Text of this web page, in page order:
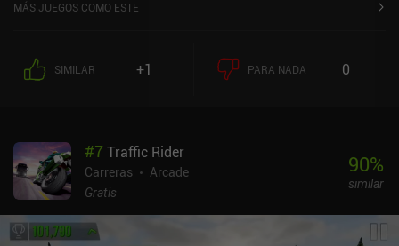
MÁS JUEGOS COMO ESTE
SIMILAR +1 PARA NADA 0
#7Traffic Rider
Carreras
Arcade
Gratis
90%
similar